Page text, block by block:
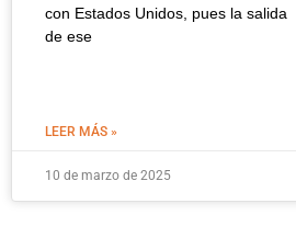
con Estados Unidos, pues la salida
de ese
LEER MÁS »
10 de marzo de 2025